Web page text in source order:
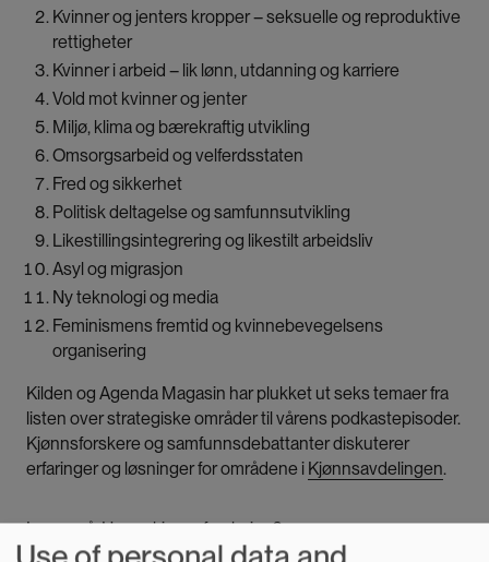
Kvinner og jenters kropper – seksuelle og reproduktive
rettigheter
Kvinner i arbeid – lik lønn, utdanning og karriere
Vold mot kvinner og jenter
Miljø, klima og bærekraftig utvikling
Omsorgsarbeid og velferdsstaten
Fred og sikkerhet
Politisk deltagelse og samfunnsutvikling
Likestillingsintegrering og likestilt arbeidsliv
Asyl og migrasjon
Ny teknologi og media
Feminismens fremtid og kvinnebevegelsens
organisering
Kilden og Agenda Magasin har plukket ut seks temaer fra
listen over strategiske områder til vårens podkastepisoder.
Kjønnsforskere og samfunnsdebattanter diskuterer
erfaringer og løsninger for områdene i Kjønnsavdelingen.
Les også:Hva er kjønnsforskning?